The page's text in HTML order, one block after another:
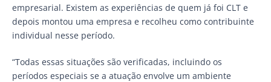
empresarial. Existem as experiências de quem já foi CLT e
depois montou uma empresa e recolheu como contribuinte
individual nesse período.
“Todas essas situações são verificadas, incluindo os
períodos especiais se a atuação envolve um ambiente